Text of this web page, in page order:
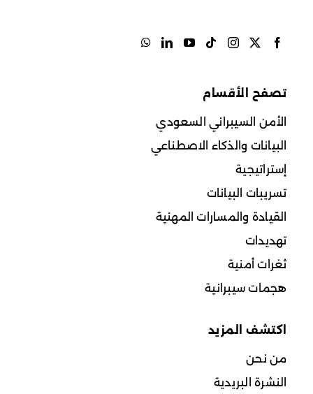
تصفح الأقسام
الأمن السيبراني السعودي
البيانات والذكاء الاصطناعي
إستراتيجية
تسريبات البيانات
القيادة والمسارات المهنية
تهديدات
ثغرات أمنية
هجمات سيبرانية
اكتشف المزيد
من نحن
النشرة البريدية